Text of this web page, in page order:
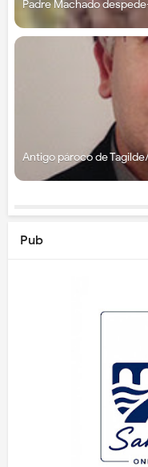
Padre Machado
Antigo pároco de
Pub